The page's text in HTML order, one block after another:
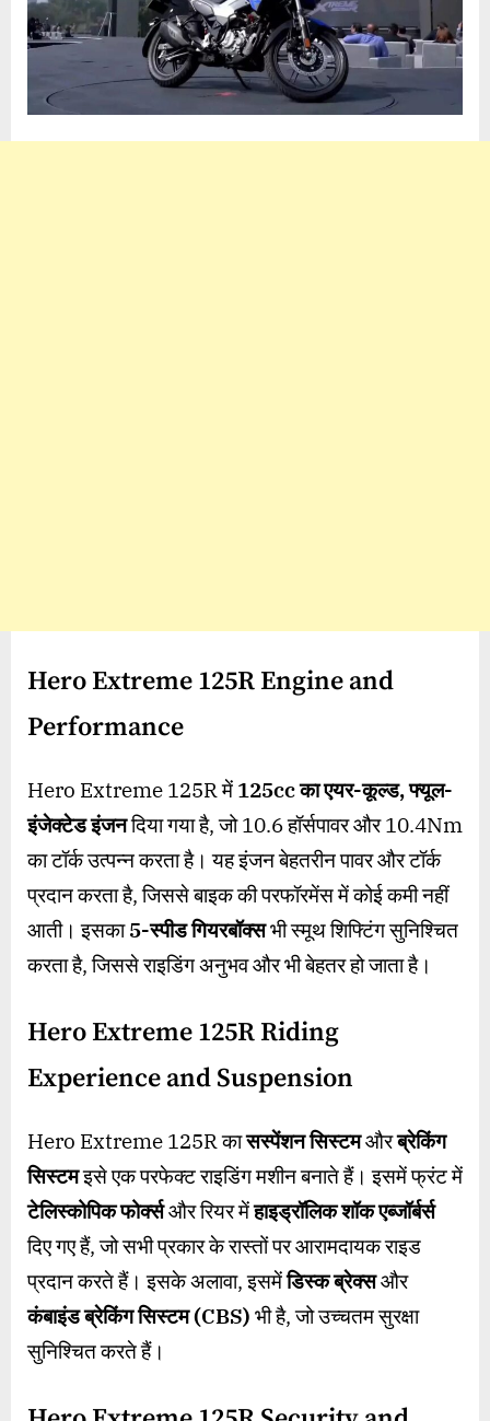
Hero Extreme 125R Engine and
Performance
Hero Extreme 125R में 125cc का एयर-कूल्ड, फ्यूल-
इंजेक्टेड इंजनदिया गया है, जो 10.6 हॉर्सपावर और 10.4Nm
का टॉर्क उत्पन्न करता है। यह इंजन बेहतरीन पावर और टॉर्क
प्रदान करता है, जिससे बाइक की परफॉरमेंस में कोई कमी नहीं
आती। इसका5-स्पीड गियरबॉक्सभी स्मूथ शिफ्टिंग सुनिश्चित
करता है, जिससे राइडिंग अनुभव और भी बेहतर हो जाता है।
Hero Extreme 125R Riding
Experience and Suspension
Hero Extreme 125R कासस्पेंशन सिस्टमऔरब्रेकिंग
सिस्टमइसे एक परफेक्ट राइडिंग मशीन बनाते हैं। इसमें फ्रंट में
टेलिस्कोपिक फोर्क्सऔर रियर मेंहाइड्रॉलिक शॉक एब्जॉर्बर्स
दिए गए हैं, जो सभी प्रकार के रास्तों पर आरामदायक राइड
प्रदान करते हैं। इसके अलावा, इसमेंडिस्क ब्रेक्सऔर
कंबाइंड ब्रेकिंग सिस्टम (CBS) भी है, जो उच्चतम सुरक्षा
सुनिश्चित करते हैं।